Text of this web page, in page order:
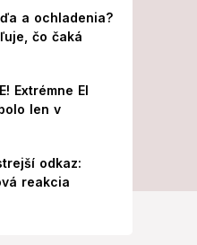
a ochladenia?
čo čaká
Extrémne El
len v
odkaz:
reakcia